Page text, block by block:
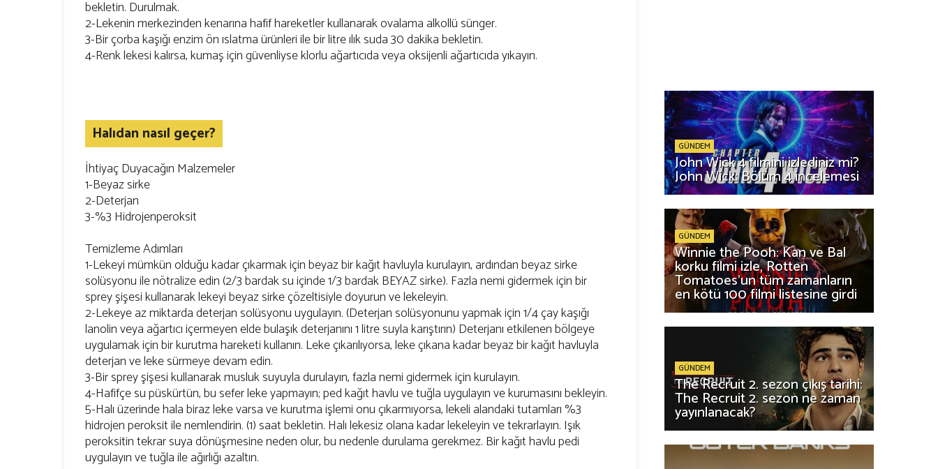
bekletin. Durulmak.
2-Lekenin merkezinden kenarına hafif hareketler kullanarak ovalama alkollü sünger.
3-Bir çorba kaşığı enzim ön ıslatma ürünleri ile bir litre ılık suda 30 dakika bekletin.
4-Renk lekesi kalırsa, kumaş için güvenliyse klorlu ağartıcıda veya oksijenli ağartıcıda yıkayın.
Halıdan nasıl geçer?
İhtiyaç Duyacağın Malzemeler
1-Beyaz sirke
2-Deterjan
3-%3 Hidrojenperoksit
Temizleme Adımları
1-Lekeyi mümkün olduğu kadar çıkarmak için beyaz bir kağıt havluyla kurulayın, ardından beyaz sirke
solüsyonu ile nötralize edin (2/3 bardak su içinde 1/3 bardak BEYAZ sirke). Fazla nemi gidermek için bir
sprey şişesi kullanarak lekeyi beyaz sirke çözeltisiyle doyurun ve lekeleyin.
2-Lekeye az miktarda deterjan solüsyonu uygulayın. (Deterjan solüsyonunu yapmak için 1/4 çay kaşığı
lanolin veya ağartıcı içermeyen elde bulaşık deterjanını 1 litre suyla karıştırın) Deterjanı etkilenen bölgeye
uygulamak için bir kurutma hareketi kullanın. Leke çıkarılıyorsa, leke çıkana kadar beyaz bir kağıt havluyla
deterjan ve leke sürmeye devam edin.
3-Bir sprey şişesi kullanarak musluk suyuyla durulayın, fazla nemi gidermek için kurulayın.
4-Hafifçe su püskürtün, bu sefer leke yapmayın; ped kağıt havlu ve tuğla uygulayın ve kurumasını bekleyin.
5-Halı üzerinde hala biraz leke varsa ve kurutma işlemi onu çıkarmıyorsa, lekeli alandaki tutamları %3
hidrojen peroksit ile nemlendirin. (1) saat bekletin. Halı lekesiz olana kadar lekeleyin ve tekrarlayın. Işık
peroksitin tekrar suya dönüşmesine neden olur, bu nedenle durulama gerekmez. Bir kağıt havlu pedi
uygulayın ve tuğla ile ağırlığı azaltın.
GÜNDEM
John Wick 4 filmini izlediniz mi?
John Wick: Bölüm 4 incelemesi
GÜNDEM
Winnie the Pooh: Kan ve Bal
korku filmi izle, Rotten
Tomatoes'un tüm zamanların
en kötü 100 filmi listesine girdi
GÜNDEM
The Recruit 2. sezon çıkış tarihi:
The Recruit 2. sezon ne zaman
yayınlanacak?